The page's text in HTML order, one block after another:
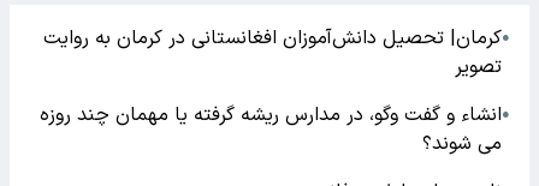
●کرمان| تحصیل دانش‌آموزان افغانستانی در کرمان به روایت
تصویر
●انشاء و گفت وگو، در مدارس ریشه گرفته یا مهمان چند روزه
می شوند؟